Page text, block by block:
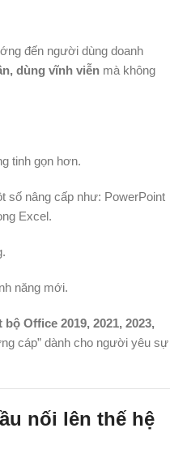
đến người dùng doanh
dùng vĩnh viễn mà không
tinh gọn hơn.
số nâng cấp như: PowerPoint
Excel.
năng mới.
Office 2019, 2021, 2023,
cáp” dành cho người yêu sự
nối lên thế hệ